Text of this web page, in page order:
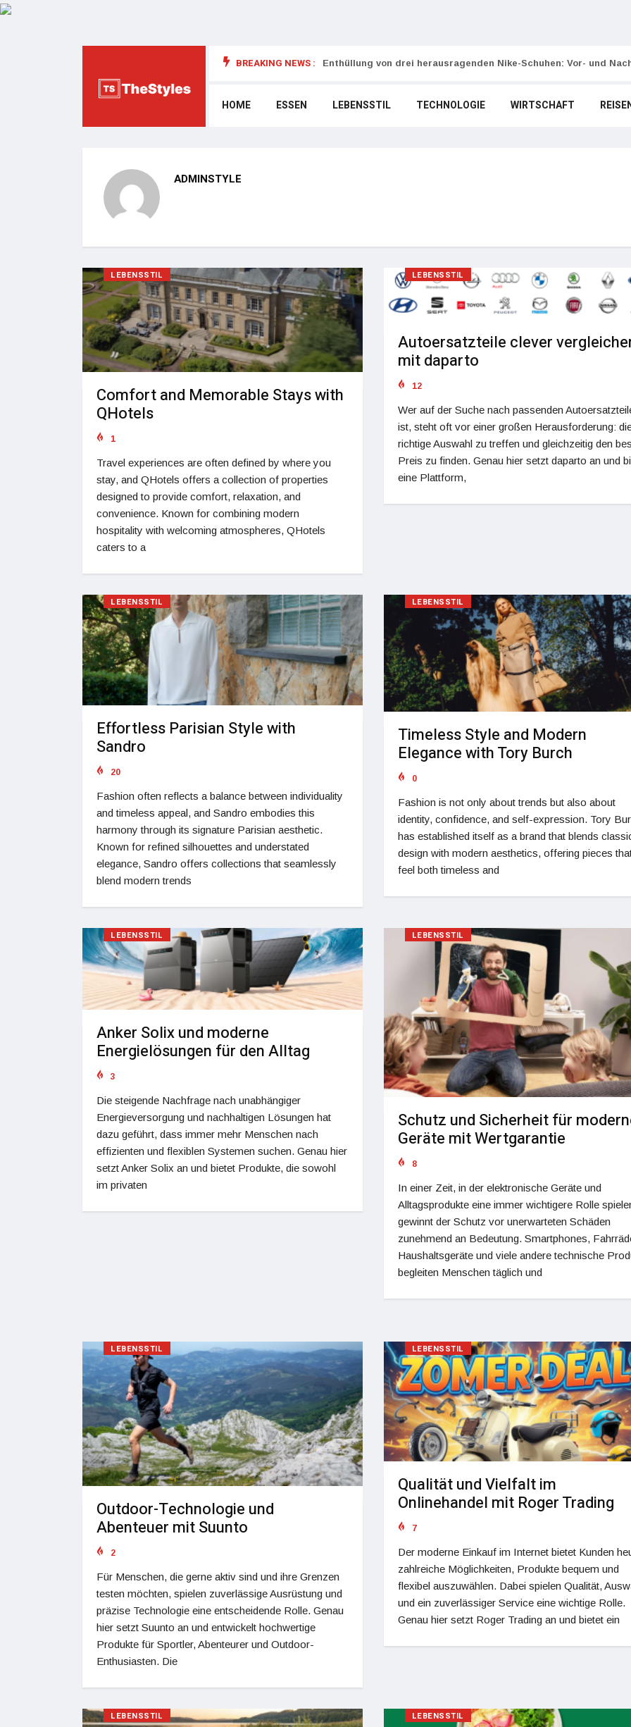
BREAKING NEWS : Enthüllung von drei herausragenden Nike-Schuhen: Vor- und
HOME ESSEN LEBENSSTIL TECHNOLOGIE WIRTSCHAFT
ADMINSTYLE
LEBENSSTIL
Comfort and Memorable Stays with
QHotels
1
Travel experiences are often defined by where you
stay, and QHotels offers a collection of properties
designed to provide comfort, relaxation, and
convenience. Known for combining modern
hospitality with welcoming atmospheres, QHotels
caters to a
LEBENSSTIL
Autoersatzteile clever
mit daparto
12
Wer auf der Suche nach passenden
ist, steht oft vor einer großen Herausforderung:
richtige Auswahl zu treffen und gleichzeitig den
Preis zu finden. Genau hier setzt daparto an und
eine Plattform,
LEBENSSTIL
Effortless Parisian Style with
Sandro
20
Fashion often reflects a balance between individuality
and timeless appeal, and Sandro embodies this
harmony through its signature Parisian aesthetic.
Known for refined silhouettes and understated
elegance, Sandro offers collections that seamlessly
blend modern trends
LEBENSSTIL
Timeless Style and Modern
Elegance with Tory Burch
0
Fashion is not only about trends but also about
identity, confidence, and self-expression. Tory
has established itself as a brand that blends
design with modern aesthetics, offering pieces
feel both timeless and
LEBENSSTIL
Anker Solix und moderne
Energielösungen für den Alltag
3
Die steigende Nachfrage nach unabhängiger
Energieversorgung und nachhaltigen Lösungen hat
dazu geführt, dass immer mehr Menschen nach
effizienten und flexiblen Systemen suchen. Genau hier
setzt Anker Solix an und bietet Produkte, die sowohl
im privaten
LEBENSSTIL
Schutz und Sicherheit für
Geräte mit Wertgarantie
8
In einer Zeit, in der elektronische Geräte und
Alltagsprodukte eine immer wichtigere Rolle
gewinnt der Schutz vor unerwarteten Schäden
zunehmend an Bedeutung. Smartphones,
Haushaltsgeräte und viele andere technische
begleiten Menschen täglich und
LEBENSSTIL
Outdoor-Technologie und
Abenteuer mit Suunto
2
Für Menschen, die gerne aktiv sind und ihre Grenzen
testen möchten, spielen zuverlässige Ausrüstung und
präzise Technologie eine entscheidende Rolle. Genau
hier setzt Suunto an und entwickelt hochwertige
Produkte für Sportler, Abenteurer und Outdoor-
Enthusiasten. Die
LEBENSSTIL
Qualität und Vielfalt im
Onlinehandel mit Roger Trading
7
Der moderne Einkauf im Internet bietet Kunden
zahlreiche Möglichkeiten, Produkte bequem und
flexibel auszuwählen. Dabei spielen Qualität,
und ein zuverlässiger Service eine wichtige Rolle.
Genau hier setzt Roger Trading an und bietet ein
LEBENSSTIL LEBENSSTIL